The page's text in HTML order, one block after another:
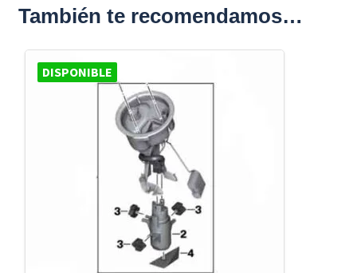
También te recomendamos…
DISPONIBLE